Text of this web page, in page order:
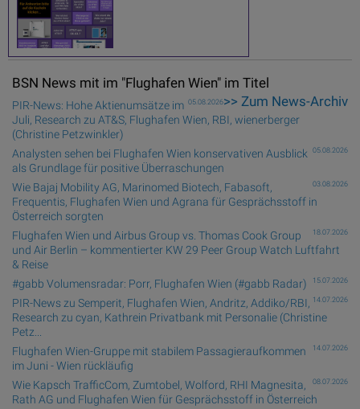
BSN News mit im "Flughafen Wien" im Titel
>> Zum News-Archiv
05.08.2026
PIR-News: Hohe Aktienumsätze im
Juli, Research zu AT&S, Flughafen Wien, RBI, wienerberger
(Christine Petzwinkler)
05.08.2026
Analysten sehen bei Flughafen Wien konservativen Ausblick
als Grundlage für positive Überraschungen
03.08.2026
Wie Bajaj Mobility AG, Marinomed Biotech, Fabasoft,
Frequentis, Flughafen Wien und Agrana für Gesprächsstoff in
Österreich sorgten
18.07.2026
Flughafen Wien und Airbus Group vs. Thomas Cook Group
und Air Berlin – kommentierter KW 29 Peer Group Watch Luftfahrt
& Reise
15.07.2026
#gabb Volumensradar: Porr, Flughafen Wien (#gabb Radar)
14.07.2026
PIR-News zu Semperit, Flughafen Wien, Andritz, Addiko/RBI,
Research zu cyan, Kathrein Privatbank mit Personalie (Christine
Petz...
14.07.2026
Flughafen Wien-Gruppe mit stabilem Passagieraufkommen
im Juni - Wien rückläufig
08.07.2026
Wie Kapsch TrafficCom, Zumtobel, Wolford, RHI Magnesita,
Rath AG und Flughafen Wien für Gesprächsstoff in Österreich